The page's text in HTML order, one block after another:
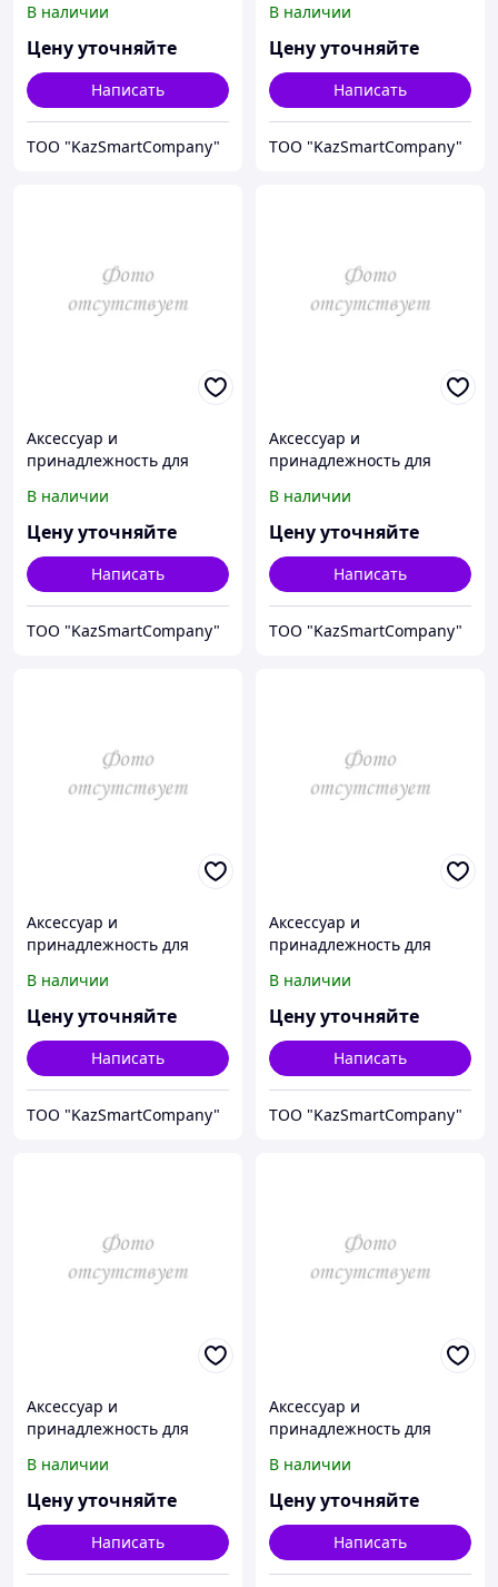
калибровки Fluke
Calibration 3102-2
В наличии
Цену уточняйте
Написать
ТОО "KazSmartCompany"
калибровки Fluke
Calibration 3102-3
В наличии
Цену уточняйте
Написать
ТОО "KazSmartCompany"
Аксессуар и
принадлежность для
калибровки Fluke
Calibration 3102-4
В наличии
Цену уточняйте
Написать
ТОО "KazSmartCompany"
Аксессуар и
принадлежность для
калибровки Fluke
Calibration 3102-5
В наличии
Цену уточняйте
Написать
ТОО "KazSmartCompany"
Аксессуар и
принадлежность для
калибровки Fluke
Calibration 3102-6
В наличии
Цену уточняйте
Написать
ТОО "KazSmartCompany"
Аксессуар и
принадлежность для
калибровки Fluke
Calibration 3102-8
В наличии
Цену уточняйте
Написать
ТОО "KazSmartCompany"
Аксессуар и
принадлежность для
калибровки Fluke
Calibration 3102-Y
В наличии
Цену уточняйте
Написать
Аксессуар и
принадлежность для
калибровки Fluke
Calibration 3103-2
В наличии
Цену уточняйте
Написать